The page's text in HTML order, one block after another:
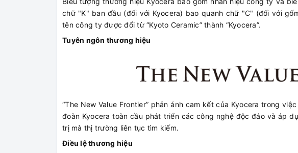
chữ "K" ban đầu (đối với Kyocera) bao quanh chữ "C" (đối với
tên công ty được đổi từ “Kyoto Ceramic” thành “Kyocera”.
Tuyên ngôn thương hiệu
“The New Value Frontier” phản ánh cam kết của Kyocera trong
đoàn Kyocera toàn cầu phát triển các công nghệ độc đáo và áp
trị mà thị trường liên tục tìm kiếm.
Điều lệ thương hiệu